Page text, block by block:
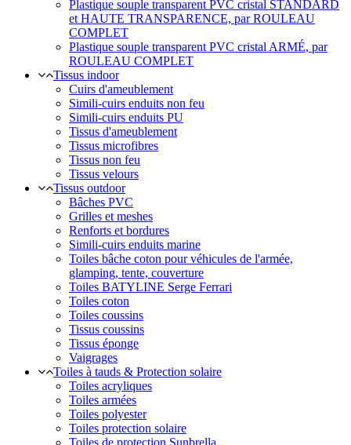
Plastique souple transparent PVC cristal STANDARD
et HAUTE TRANSPARENCE, par ROULEAU
COMPLET
Plastique souple transparent PVC cristal ARMÉ, par
ROULEAU COMPLET
Tissus indoor
Cuirs d'ameublement
Simili-cuirs enduits non feu
Simili-cuirs enduits PU
Tissus d'ameublement
Tissus microfibres
Tissus non feu
Tissus velours
Tissus outdoor
Bâches PVC
Grilles et meshes
Renforts et bordures
Simili-cuirs enduits marine
Toiles bâche coton pour véhicules de l'armée,
glamping, tente, couverture
Toiles BATYLINE Serge Ferrari
Toiles coton
Toiles coussins
Tissus coussins
Tissus éponge
Vaigrages
Toiles à tauds & Protection solaire
Toiles acryliques
Toiles armées
Toiles polyester
Toiles protection solaire
Toiles de protection Sunbrella